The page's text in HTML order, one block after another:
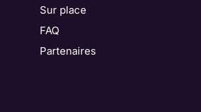
Sur place
FAQ
Partenaires